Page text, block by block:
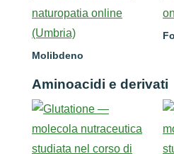
Molibdeno
Aminoacidi e derivati